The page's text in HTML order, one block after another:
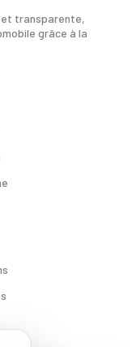
transparente,
grâce à la